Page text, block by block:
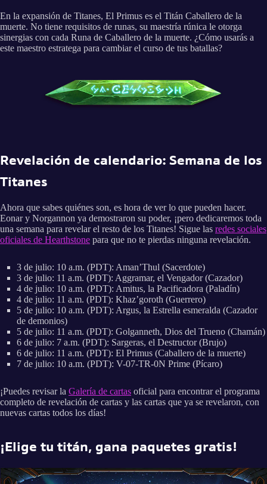
En la expansión de Titanes, El Primus es el Titán Caballero de la
muerte. No tiene requisitos de runas, su maestría rúnica le otorga
sinergias con cada Runa de Caballero de la muerte. ¿Cómo usarás a
este maestro estratega para cambiar el curso de tus batallas?
Revelación de calendario: Semana de los
Titanes
Ahora que sabes quiénes son, es hora de ver lo que pueden hacer.
Eonar y Norgannon ya demostraron su poder, ¡pero dedicaremos toda
una semana para revelar el resto de los Titanes! Sigue las redes sociales
oficiales de Hearthstone para que no te pierdas ninguna revelación.
3 de julio: 10 a.m. (PDT): Aman’Thul (Sacerdote)
3 de julio: 11 a.m. (PDT): Aggramar, el Vengador (Cazador)
4 de julio: 10 a.m. (PDT): Amitus, la Pacificadora (Paladín)
4 de julio: 11 a.m. (PDT): Khaz’goroth (Guerrero)
5 de julio: 10 a.m. (PDT): Argus, la Estrella esmeralda (Cazador
de demonios)
5 de julio: 11 a.m. (PDT): Golganneth, Dios del Trueno (Chamán)
6 de julio: 7 a.m. (PDT): Sargeras, el Destructor (Brujo)
6 de julio: 11 a.m. (PDT): El Primus (Caballero de la muerte)
7 de julio: 10 a.m. (PDT): V-07-TR-0N Prime (Pícaro)
¡Puedes revisar la Galería de cartas oficial para encontrar el programa
completo de revelación de cartas y las cartas que ya se revelaron, con
nuevas cartas todos los días!
¡Elige tu titán, gana paquetes gratis!